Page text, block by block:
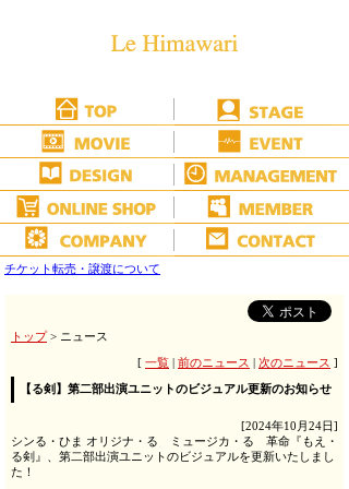
チケット転売・譲渡について
トップ> ニュース
[ 一覧 前のニュース 次のニュース ]
【る剣】第二部出演ユニットのビジュアル更新のお知らせ
[2024年10月24日]
シンる・ひま オリジナ・る ミュージカ・る 革命『もえ・
る剣』、第二部出演ユニットのビジュアルを更新いたしまし
た！